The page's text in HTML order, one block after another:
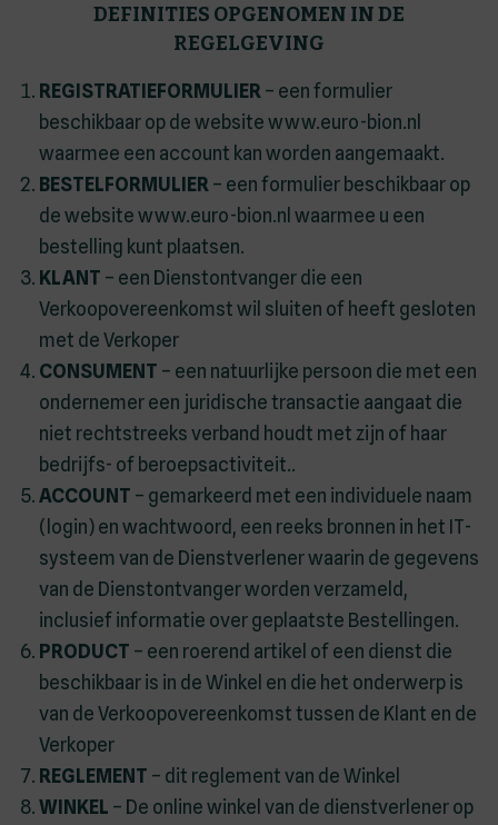
DEFINITIES OPGENOMEN IN DE
REGELGEVING
REGISTRATIEFORMULIER – een formulier
beschikbaar op de website www.euro-bion.nl
waarmee een account kan worden aangemaakt.
BESTELFORMULIER – een formulier beschikbaar op
de website www.euro-bion.nl waarmee u een
bestelling kunt plaatsen.
KLANT – een Dienstontvanger die een
Verkoopovereenkomst wil sluiten of heeft gesloten
met de Verkoper
CONSUMENT – een natuurlijke persoon die met een
ondernemer een juridische transactie aangaat die
niet rechtstreeks verband houdt met zijn of haar
bedrijfs- of beroepsactiviteit..
ACCOUNT – gemarkeerd met een individuele naam
(login) en wachtwoord, een reeks bronnen in het IT-
systeem van de Dienstverlener waarin de gegevens
van de Dienstontvanger worden verzameld,
inclusief informatie over geplaatste Bestellingen.
PRODUCT – een roerend artikel of een dienst die
beschikbaar is in de Winkel en die het onderwerp is
van de Verkoopovereenkomst tussen de Klant en de
Verkoper
REGLEMENT – dit reglement van de Winkel
WINKEL – De online winkel van de dienstverlener op